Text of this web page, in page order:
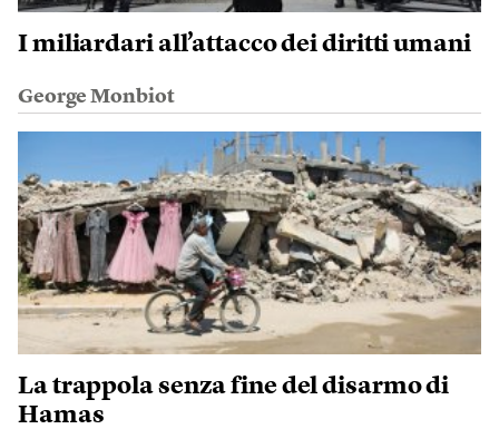
I miliardari all’attacco dei diritti umani
George Monbiot
La trappola senza fine del disarmo di
Hamas